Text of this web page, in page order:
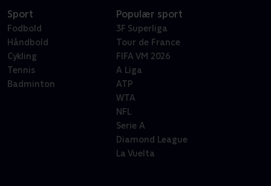
Sport
Fodbold
Håndbold
Cykling
Tennis
Badminton
Populær sport
3F Superliga
Tour de France
FIFA VM 2026
A Liga
ATP
WTA
NFL
Serie A
Diamond League
La Vuelta